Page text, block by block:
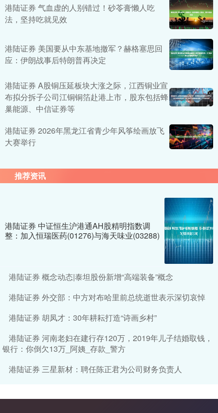
港陆证券 气血虚的人别错过！砂苓膏懒人吃
法，坚持吃就见效
港陆证券 美国要从中东基地撤军？赫格塞思回
应：伊朗战事后特朗普再决定
港陆证券 A股铜压延板块大涨之际，江西铜业宣
布拟分拆子公司江铜铜箔赴港上市，股东包括蜂
巢能源、中信证券等
港陆证券 2026年黑龙江省青少年风筝绘画放飞
大赛举行
推荐资讯
港陆证券 中证恒生沪港通AH股精明指数调
整：加入恒瑞医药(01276)与海天味业(03288)
港陆证券 概念动态|泰坦股份新增“高端装备”概念
港陆证券 外交部：中方对布哈里前总统逝世表示深切哀悼
港陆证券 胡凤才：30年耕耘打造“诗画乡村”
港陆证券 河南老妇在建行存120万，2019年儿子结婚取钱，
银行：你倒欠13万_阿姨_存款_警方
港陆证券 三星新材：聘任陈正君为公司财务负责人